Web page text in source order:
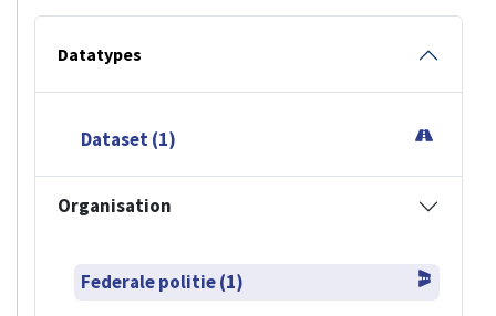
Datatypes
Dataset (1)
Organisation
Federale politie (1)